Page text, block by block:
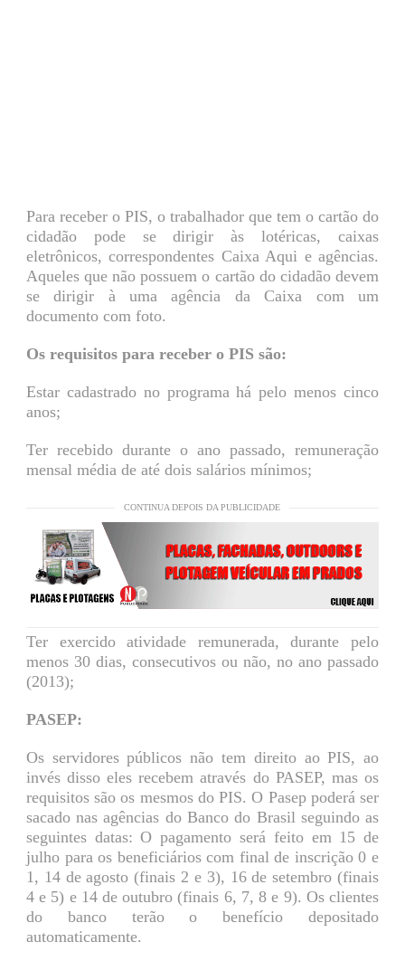
Para receber o PIS, o trabalhador que tem o cartão do
cidadão pode se dirigir às lotéricas, caixas
eletrônicos, correspondentes Caixa Aqui e agências.
Aqueles que não possuem o cartão do cidadão devem
se dirigir à uma agência da Caixa com um
documento com foto.
Os requisitos para receber o PIS são:
Estar cadastrado no programa há pelo menos cinco
anos;
Ter recebido durante o ano passado, remuneração
mensal média de até dois salários mínimos;
CONTINUA DEPOIS DA PUBLICIDADE
Ter exercido atividade remunerada, durante pelo
menos 30 dias, consecutivos ou não, no ano passado
(2013);
PASEP:
Os servidores públicos não tem direito ao PIS, ao
invés disso eles recebem através do PASEP, mas os
requisitos são os mesmos do PIS. O Pasep poderá ser
sacado nas agências do Banco do Brasil seguindo as
seguintes datas: O pagamento será feito em 15 de
julho para os beneficiários com final de inscrição 0 e
1, 14 de agosto (finais 2 e 3), 16 de setembro (finais
4 e 5) e 14 de outubro (finais 6, 7, 8 e 9). Os clientes
do banco terão o benefício depositado
automaticamente.